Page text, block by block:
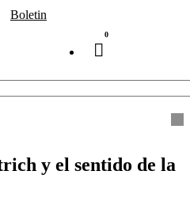
Boletin
0
y el sentido de la